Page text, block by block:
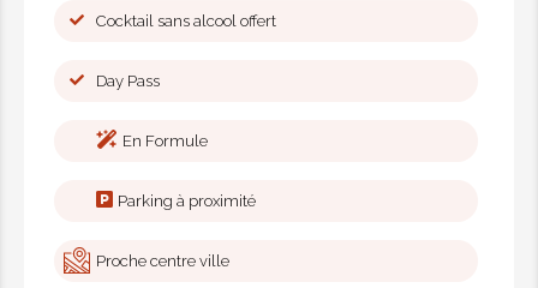
Cocktail sans alcool offert
Day Pass
En Formule
Parking à proximité
Proche centre ville